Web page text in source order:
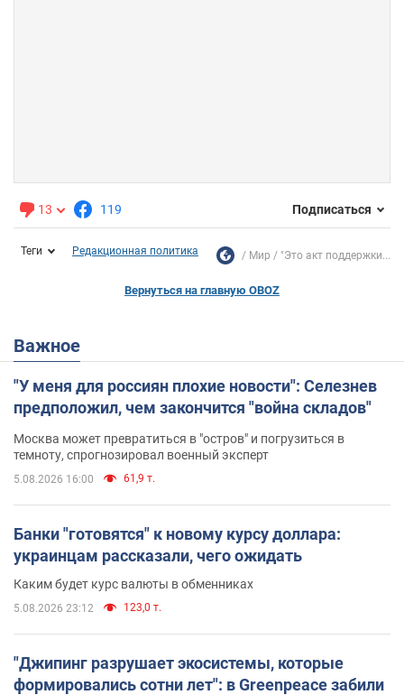
13 119 Подписаться
Теги Редакционная политика Мир "Это акт поддержки...
Вернуться на главную OBOZ
Важное
"У меня для россиян плохие новости": Селезнев
предположил, чем закончится "война складов"
Москва может превратиться в "остров" и погрузиться в
темноту, спрогнозировал военный эксперт
5.08.2026 16:00 61,9 т.
Банки "готовятся" к новому курсу доллара:
украинцам рассказали, чего ожидать
Каким будет курс валюты в обменниках
5.08.2026 23:12 123,0 т.
"Джипинг разрушает экосистемы, которые
формировались сотни лет": в Greenpeace забили